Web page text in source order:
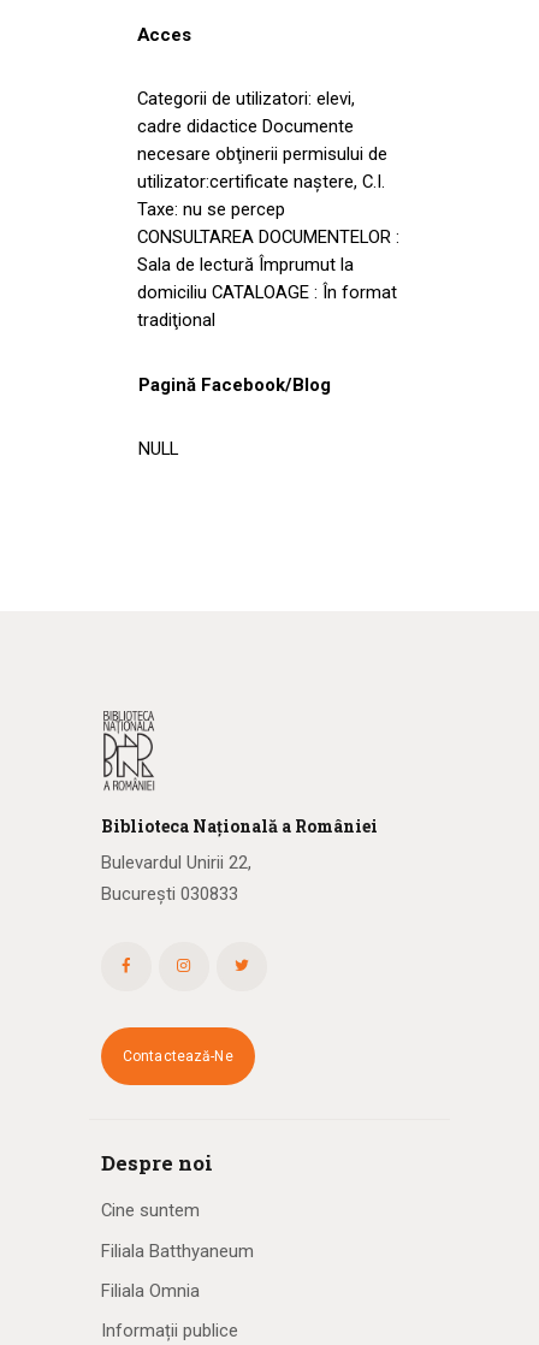
Acces
Categorii de utilizatori: elevi,
cadre didactice Documente
necesare obţinerii permisului de
utilizator:certificate naştere, C.I.
Taxe: nu se percep
CONSULTAREA DOCUMENTELOR :
Sala de lectură Împrumut la
domiciliu CATALOAGE : În format
tradiţional
Pagină Facebook/Blog
NULL
Biblioteca Națională a României
Bulevardul Unirii 22,
București 030833
Contactează-Ne
Despre noi
Cine suntem
Filiala Batthyaneum
Filiala Omnia
Informații publice